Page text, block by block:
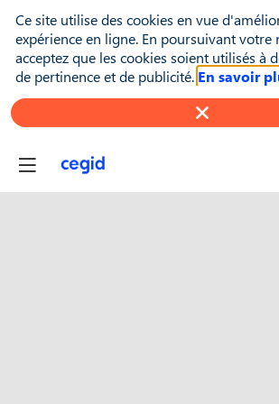
Ce site utilise des cookies en vue
expérience en ligne. En poursuivant votre
acceptez que les cookies soient utilisés à
de pertinence et de publicité. En savoir